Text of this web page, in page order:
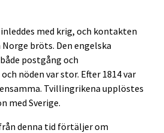
med krig, och kontakten
bröts. Den engelska
postgång och
nöden var stor. Efter 1814 var
Tvillingrikena upplöstes
med Sverige.
denna tid förtäljer om